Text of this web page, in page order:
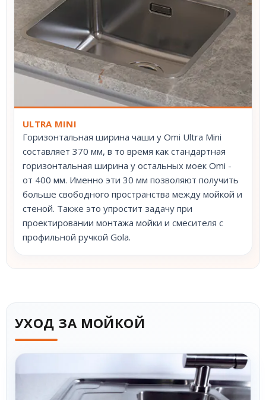
ULTRA MINI
Горизонтальная ширина чаши у Omi Ultra Mini
составляет 370 мм, в то время как стандартная
горизонтальная ширина у остальных моек Omi -
от 400 мм. Именно эти 30 мм позволяют получить
больше свободного пространства между мойкой и
стеной. Также это упростит задачу при
проектировании монтажа мойки и смесителя с
профильной ручкой Gola.
УХОД ЗА МОЙКОЙ